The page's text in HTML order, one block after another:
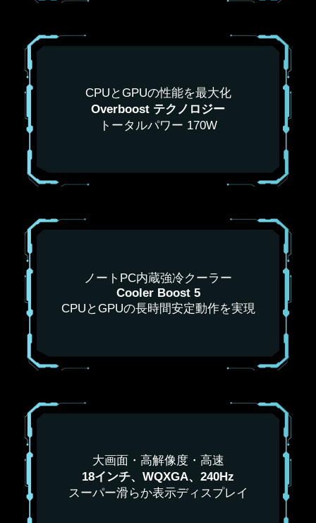
CPUとGPUの性能を最大化
Overboost テクノロジー
トータルパワー 170W
ノートPC内蔵強冷クーラー
Cooler Boost 5
CPUとGPUの長時間安定動作を実現
大画面・高解像度・高速
18インチ、WQXGA、240Hz
スーパー滑らか表示ディスプレイ